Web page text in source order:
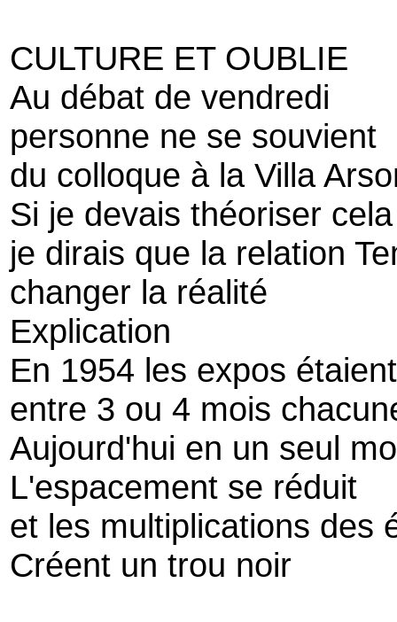
CULTURE ET OUBLIE
Au débat de vendredi
personne ne se souvient
du colloque à la Villa
Si je devais théoriser cela
je dirais que la relation
changer la réalité
Explication
En 1954 les expos
entre 3 ou 4 mois
Aujourd'hui en un seul
L'espacement se réduit
et les multiplications des
Créent un trou noir